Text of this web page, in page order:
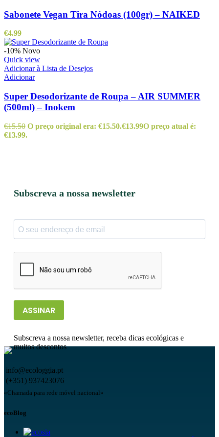
Sabonete Vegan Tira Nódoas (100gr) – NAIKED
€4.99
-10% Novo
Quick view
Adicionar à Lista de Desejos
Adicionar
Super Desodorizante de Roupa – AIR SUMMER
(500ml) – Inokem
€15.50 O preço original era: €15.50.€13.99O preço atual é:
€13.99.
Subscreva a nossa newsletter
ASSINAR
Subscreva a nossa newsletter, receba dicas ecológicas e
muitos descontos
info@ecologgia.pt
(+351) 937423076
«Chamada para rede móvel nacional»
ecoBlog